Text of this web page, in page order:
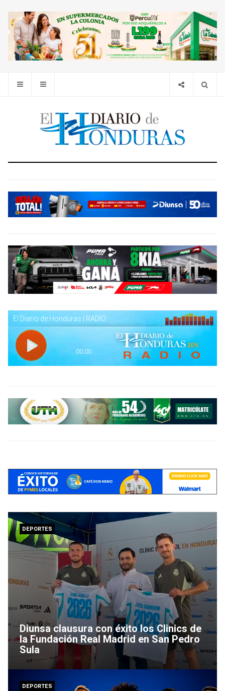
DEPORTES
Diunsa clausura con éxito los Clinics de
la Fundación Real Madrid en San Pedro
Sula
DEPORTES